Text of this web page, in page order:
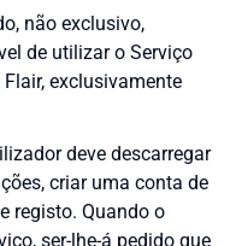
não exclusivo,
de utilizar o Serviço
exclusivamente
deve descarregar
criar uma conta de
registo. Quando o
ser-lhe-á pedido que